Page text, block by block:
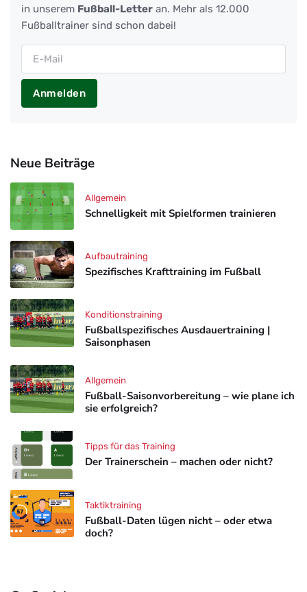
in unserem Fußball-Letter an. Mehr als 12.000
Fußballtrainer sind schon dabei!
Anmelden
Neue Beiträge
Schnelligkeit mit Spielformen trainieren
Allgemein
Spezifisches Krafttraining im Fußball
Aufbautraining
Fußballspezifisches Ausdauertraining |
Saisonphasen
Konditionstraining
Fußball-Saisonvorbereitung – wie plane ich
sie erfolgreich?
Allgemein
Der Trainerschein – machen oder nicht?
Tipps für das Training
Fußball-Daten lügen nicht – oder etwa
doch?
Taktiktraining